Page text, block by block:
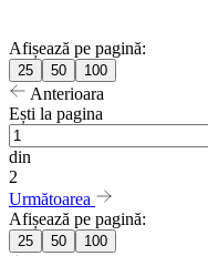
Afișează pe pagină:
25 50 100
Anterioara
Ești la pagina
din
2
Următoarea
Afișează pe pagină:
25 50 100